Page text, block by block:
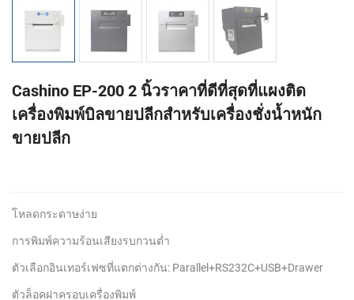
Cashino EP-200 2 นิ้วราคาที่ดีที่สุดที่แผงติด
เครื่องพิมพ์บิลขายปลีกสำหรับเครื่องชั่งน้ำหนัก
ขายปลีก
โหลดกระดาษง่าย
การพิมพ์ความร้อนเสียงรบกวนต่ำ
ตัวเลือกอินเทอร์เฟซที่แตกต่างกัน: Parallel+RS232C+USB+Drawer
ตัวล็อคฝาครอบเครื่องพิมพ์